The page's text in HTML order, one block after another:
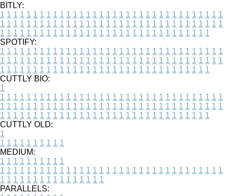
BITLY:
1 1 1 1 1 1 1 1 1 1 1 1 1 1 1 1 1 1 1 1 1 1 1 1 1 1 1 1 1 1 1 1 1 1
1 1 1 1 1 1 1 1 1 1 1 1 1 1 1 1 1 1 1 1 1 1 1 1 1 1 1 1 1 1 1 1 1 1
1 1 1 1 1 1 1 1 1 1 1 1 1 1 1 1 1 1 1 1 1 1 1 1 1 1 1 1 1 1 1 1
SPOTIFY:
1 1 1 1 1 1 1 1 1 1 1 1 1 1 1 1 1 1 1 1 1 1 1 1 1 1 1 1 1 1 1 1 1 1
1 1 1 1 1 1 1 1 1 1 1 1 1 1 1 1 1 1 1 1 1 1 1 1 1 1 1 1 1 1 1 1 1 1
1 1 1 1 1 1 1 1 1 1 1 1 1 1 1 1 1 1 1 1 1 1 1 1 1 1 1 1 1 1 1 1
CUTTLY BIO:
1
1 1 1 1 1 1 1 1 1 1 1 1 1 1 1 1 1 1 1 1 1 1 1 1 1 1 1 1 1 1 1 1 1 1
1 1 1 1 1 1 1 1 1 1 1 1 1 1 1 1 1 1 1 1 1 1 1 1 1 1 1 1 1 1 1 1 1 1
1 1 1 1 1 1 1 1 1 1 1 1 1 1 1 1 1 1 1 1 1 1 1 1 1 1 1 1 1 1 1 1
CUTTLY OLD:
1
1 1 1 1 1 1 1 1 1 1
MEDIUM:
1 1 1 1 1 1 1 1 1 1
1 1 1 1 1 1 1 1 1 1 1 1 1 1 1 1 1 1 1 1 1 1 1 1 1 1 1 1 1 1 1 1 1 1
1 1 1 1 1 1 1 1 1 1 1 1 1 1 1 1
PARALLELS: